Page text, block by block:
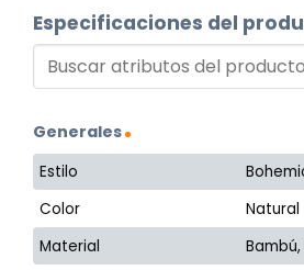
Especificaciones del
Generales
Estilo
Color
Natural
Material